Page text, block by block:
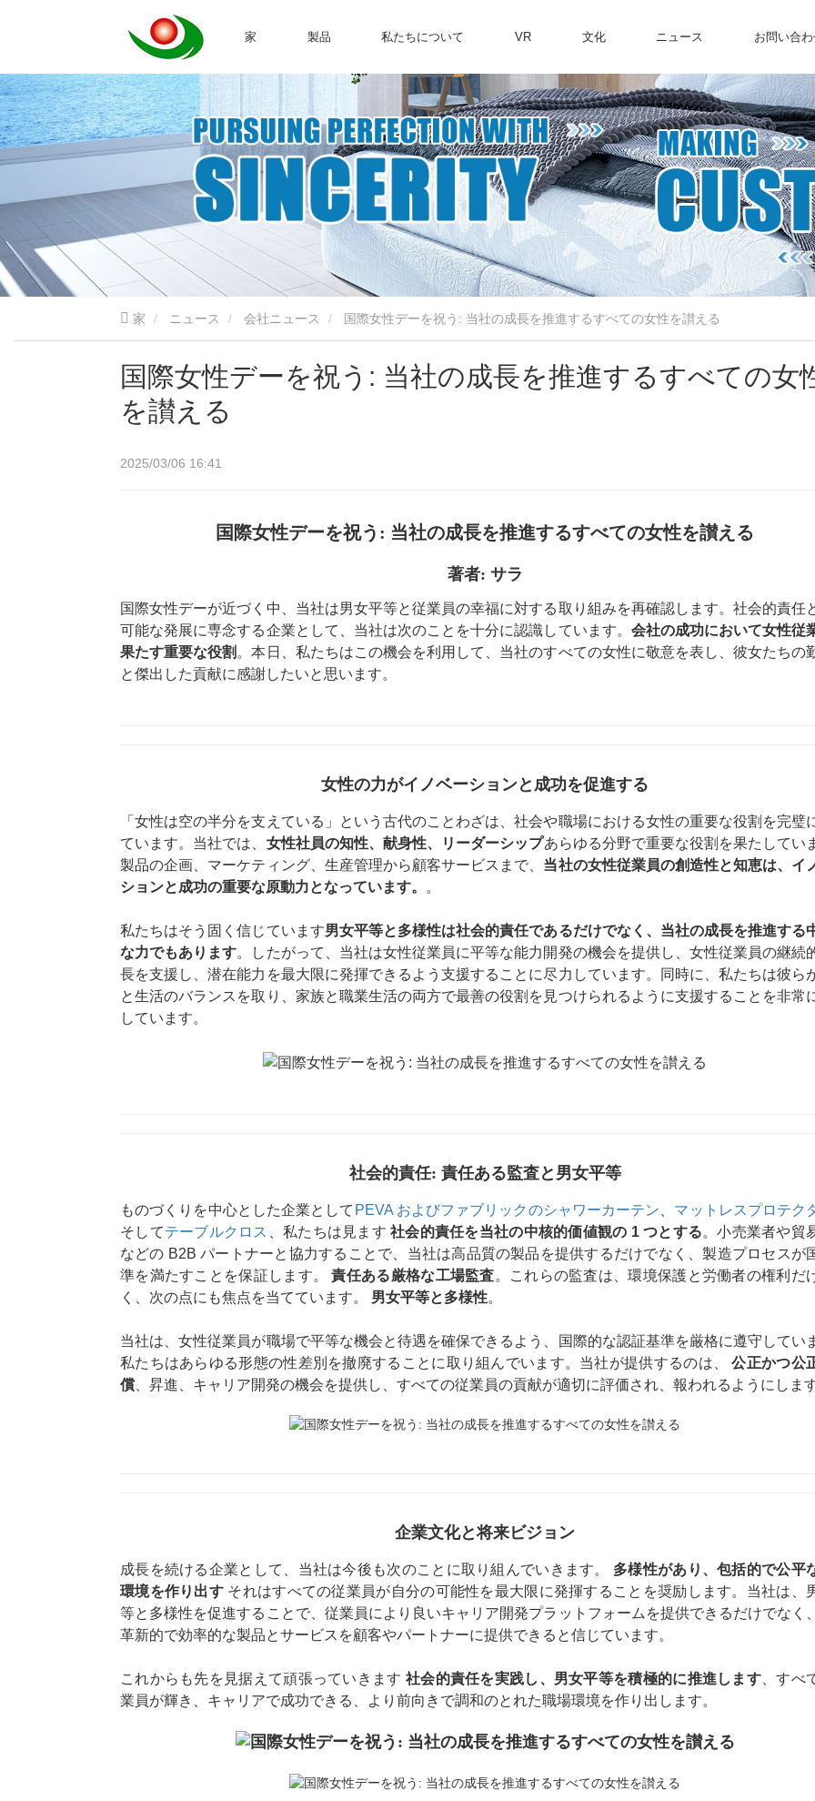
家 製品 私たちについて VR 文化 ニュース お問い合
家 ニュース 会社ニュース 国際女性デーを祝う: 当社の成長を推進するすべての女性を讃える
国際女性デーを祝う: 当社の成長を推進するすべての女
を讃える
2025/03/06 16:41
国際女性デーを祝う: 当社の成長を推進するすべての女性を讃える
著者: サラ
国際女性デーが近づく中、当社は男女平等と従業員の幸福に対する取り組みを再確認します。社会的責任
可能な発展に専念する企業として、当社は次のことを十分に認識しています。 会社の成功において女性従
果たす重要な役割 。本日、私たちはこの機会を利用して、当社のすべての女性に敬意を表し、彼女たちの
と傑出した貢献に感謝したいと思います。
女性の力がイノベーションと成功を促進する
「女性は空の半分を支えている」という古代のことわざは、社会や職場における女性の重要な役割を完璧
ています。当社では、 女性社員の知性、献身性、リーダーシップあらゆる分野で重要な役割を果たしてい
製品の企画、マーケティング、生産管理から顧客サービスまで、 当社の女性従業員の創造性と知恵は、イ
ションと成功の重要な原動力となっています。
。
私たちはそう固く信じています男女平等と多様性は社会的責任であるだけでなく、当社の成長を推進する
な力でもあります。したがって、当社は女性従業員に平等な能力開発の機会を提供し、女性従業員の継続
長を支援し、潜在能力を最大限に発揮できるよう支援することに尽力しています。同時に、私たちは彼ら
と生活のバランスを取り、家族と職業生活の両方で最善の役割を見つけられるように支援することを非常
しています。
社会的責任: 責任ある監査と男女平等
ものづくりを中心とした企業として PEVA およびファブリックのシャワーカーテン
マットレスプロテク
そしてテーブルクロス 、私たちは見ます社会的責任を当社の中核的価値観の 1 つとする。小売業者や貿
などの B2B パートナーと協力することで、当社は高品質の製品を提供するだけでなく、製造プロセスが
準を満たすことを保証します。責任ある厳格な工場監査。これらの監査は、環境保護と労働者の権利だ
く、次の点にも焦点を当てています。 男女平等と多様性。
当社は、女性従業員が職場で平等な機会と待遇を確保できるよう、国際的な認証基準を厳格に遵守してい
私たちはあらゆる形態の性差別を撤廃することに取り組んでいます。当社が提供するのは、公正かつ公
償 、昇進、キャリア開発の機会を提供し、すべての従業員の貢献が適切に評価され、報われるようにしま
企業文化と将来ビジョン
成長を続ける企業として、当社は今後も次のことに取り組んでいきます。 多様性があり、包括的で公平
環境を作り出す それはすべての従業員が自分の可能性を最大限に発揮することを奨励します。当社は、
等と多様性を促進することで、従業員により良いキャリア開発プラットフォームを提供できるだけでなく
革新的で効率的な製品とサービスを顧客やパートナーに提供できると信じています。
これからも先を見据えて頑張っていきます 社会的責任を実践し、男女平等を積極的に推進します 、すべ
業員が輝き、キャリアで成功できる、より前向きで調和のとれた職場環境を作り出します。